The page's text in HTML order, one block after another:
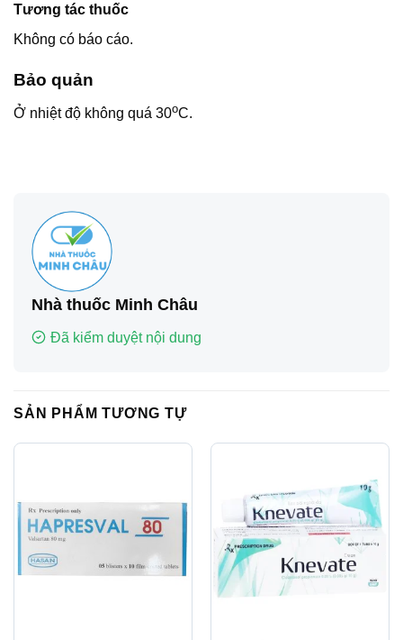
Tương tác thuốc
Không có báo cáo.
Bảo quản
Ở nhiệt độ không quá 30oC.
Nhà thuốc Minh Châu
Đã kiểm duyệt nội dung
SẢN PHẨM TƯƠNG TỰ